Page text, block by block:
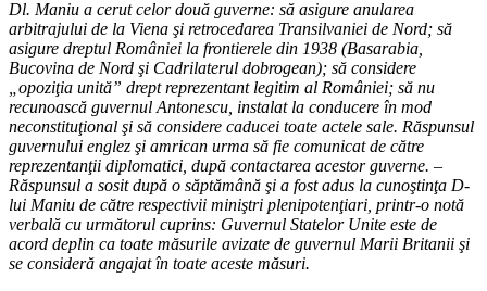
Dl. Maniu a cerut celor două guverne: să asigure anularea
arbitrajului de la Viena şi retrocedarea Transilvaniei de Nord; să
asigure dreptul României la frontierele din 1938 (Basarabia,
Bucovina de Nord şi Cadrilaterul dobrogean); să considere
„opoziţia unită” drept reprezentant legitim al României; să nu
recunoască guvernul Antonescu, instalat la conducere în mod
neconstituţional şi să considere caducei toate actele sale. Răspunsul
guvernului englez şi amrican urma să fie comunicat de către
reprezentanţii diplomatici, după contactarea acestor guverne. –
Răspunsul a sosit după o săptămână şi a fost adus la cunoştinţa D-
lui Maniu de către respectivii miniştri plenipotenţiari, printr-o notă
verbală cu următorul cuprins: Guvernul Statelor Unite este de
acord deplin ca toate măsurile avizate de guvernul Marii Britanii şi
se consideră angajat în toate aceste măsuri.